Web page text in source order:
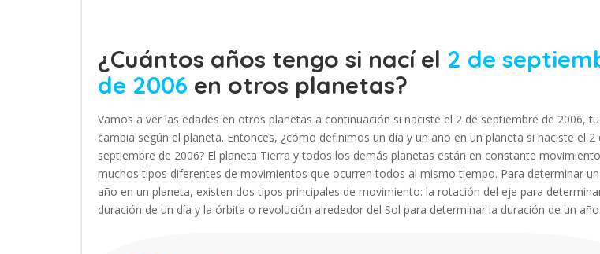
¿Cuántos años tengo si nací el 2 de
de 2006 en otros planetas?
Vamos a ver las edades en otros planetas a continuación si naciste el 2 de septiembre de 2006,
cambia según el planeta. Entonces, ¿cómo definimos un día y un año en un planeta si naciste el 2
septiembre de 2006? El planeta Tierra y todos los demás planetas están en constante
muchos tipos diferentes de movimientos que ocurren todos al mismo tiempo. Para determinar
año en un planeta, existen dos tipos principales de movimiento: la rotación del eje para
duración de un día y la órbita o revolución alrededor del Sol para determinar la duración de un año.